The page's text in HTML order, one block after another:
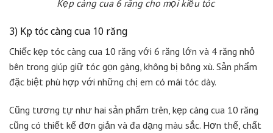
Kẹp càng cua 6 răng cho mọi kiểu tóc
3) Kẹp tóc càng cua 10 răng
Chiếc kẹp tóc càng cua 10 răng với 6 răng lớn và 4 răng nhỏ
bên trong giúp giữ tóc gọn gàng, không bị bông xù. Sản phẩm
đặc biệt phù hợp với những chị em có mái tóc dày.
Cũng tương tự như hai sản phẩm trên, kẹp càng cua 10 răng
cũng có thiết kế đơn giản và đa dạng màu sắc. Hơn thế, chất